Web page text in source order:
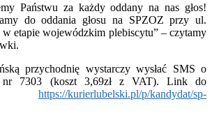
Państwu za każdy oddany na nas głos!
do oddania głosu na SPZOZ przy ul.
etapie wojewódzkim plebiscytu” – czytamy
przychodnię wystarczy wysłać SMS o
nr 7303 (koszt 3,69zł z VAT). Link do
https://kurierlubelski.pl/p/kandydat/sp-